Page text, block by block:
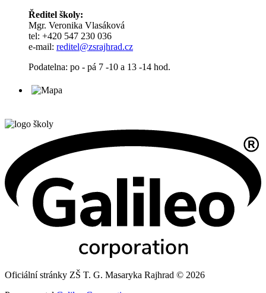
Ředitel školy:
Mgr. Veronika Vlasáková
tel: +420 547 230 036
e-mail: reditel@zsrajhrad.cz
Podatelna: po - pá 7 -10 a 13 -14 hod.
Oficiální stránky ZŠ T. G. Masaryka Rajhrad © 2026